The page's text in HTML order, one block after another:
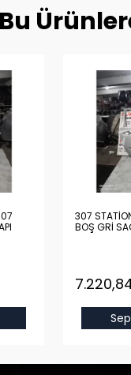
Bu
307
BOŞ GRİ